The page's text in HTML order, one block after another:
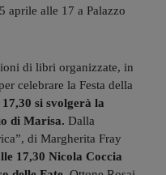
aprile alle 17 a Palazzo
di libri organizzate, in
celebrare la Festa della
si svolgerà la
di Marisa. Dalla
di Margherita Fray
17,30 Nicola Coccia